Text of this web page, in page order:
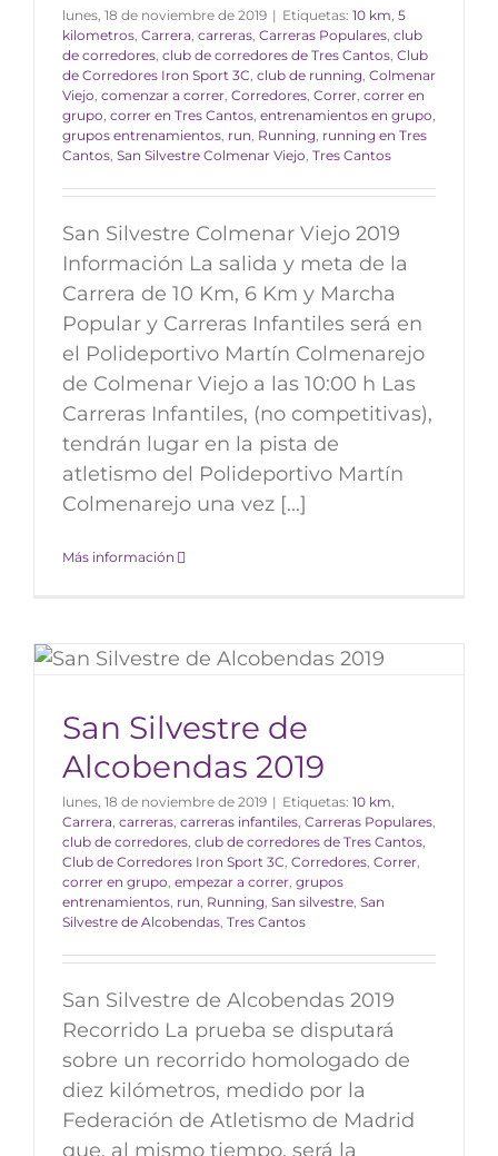
lunes, 18 de noviembre de 2019 | Etiquetas: 10 km, 5
kilometros, Carrera, carreras, Carreras Populares, club
de corredores, club de corredores de Tres Cantos, Club
de Corredores Iron Sport 3C, club de running, Colmenar
Viejo, comenzar a correr, Corredores, Correr, correr en
grupo, correr en Tres Cantos, entrenamientos en grupo,
grupos entrenamientos, run, Running, running en Tres
Cantos, San Silvestre Colmenar Viejo, Tres Cantos
San Silvestre Colmenar Viejo 2019
Información La salida y meta de la
Carrera de 10 Km, 6 Km y Marcha
Popular y Carreras Infantiles será en
el Polideportivo Martín Colmenarejo
de Colmenar Viejo a las 10:00 h Las
Carreras Infantiles, (no competitivas),
tendrán lugar en la pista de
atletismo del Polideportivo Martín
Colmenarejo una vez [...]
Más información
San Silvestre de
Alcobendas 2019
lunes, 18 de noviembre de 2019 | Etiquetas: 10 km,
Carrera, carreras, carreras infantiles, Carreras Populares,
club de corredores, club de corredores de Tres Cantos,
Club de Corredores Iron Sport 3C, Corredores, Correr,
correr en grupo, empezar a correr, grupos
entrenamientos, run, Running, San silvestre, San
Silvestre de Alcobendas, Tres Cantos
San Silvestre de Alcobendas 2019
Recorrido La prueba se disputará
sobre un recorrido homologado de
diez kilómetros, medido por la
Federación de Atletismo de Madrid
que, al mismo tiempo, será la